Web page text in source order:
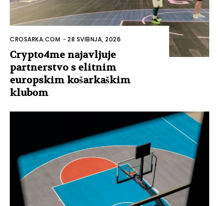
CROSARKA.COM -28 SVIBNJA, 2026
Crypto4me najavljuje
partnerstvo s elitnim
europskim košarkaškim
klubom